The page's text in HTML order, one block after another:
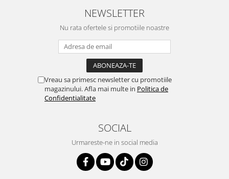
NEWSLETTER
Nu rata ofertele si promotiile noastre
Vreau sa primesc newsletter cu promotiile
magazinului. Afla mai multe in Politica de
Confidentialitate
SOCIAL
Urmareste-ne in social media